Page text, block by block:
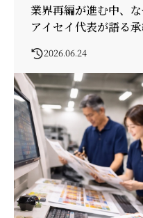
業界再編が進む中、
アイセイ代表が語る
2026.06.24